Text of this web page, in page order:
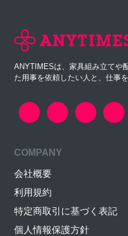
ANYTIMESは、家具組み立てや
た用事を依頼したい人と、仕事
COMPANY
会社概要
利用規約
特定商取引に基づく表記
個人情報保護方針